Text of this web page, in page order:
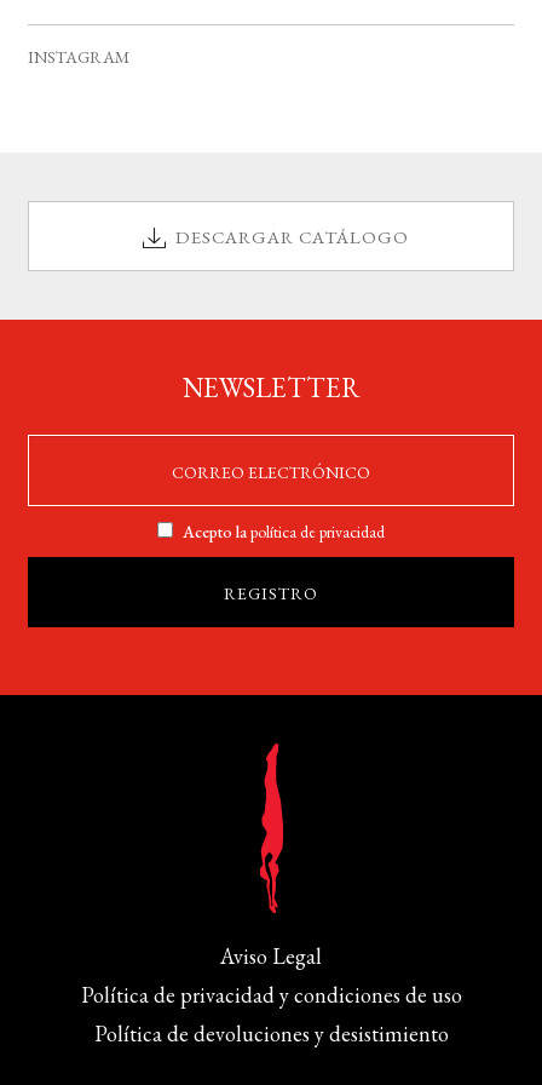
e
INSTAGRAM
DESCARGAR CATÁLOGO
NEWSLETTER
Acepto lapolítica de privacidad
Aviso Legal
Política de privacidad y condiciones de uso
Política de devoluciones y desistimiento